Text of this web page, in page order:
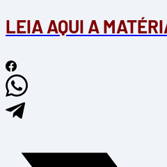
LEIA AQUI A